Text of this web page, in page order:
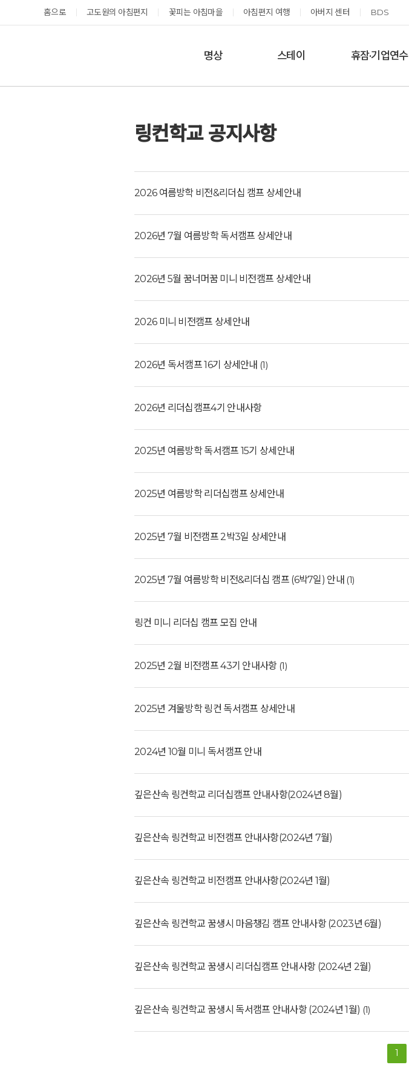
홈으로 고도원의 아침편지 꽃피는 아침마을 아침편지 여행 아버지 센터 BDS
명상
온샘명상
스테이 휴잠·기업연수
지금 예약가능한 프로그램
성공과 성장을 부르는 내면혁명 워크숍
08.30(일)
08.30(일)
2026.09.19(토)
예약가능
2026.09.24(목) ~
예약가능
링컨학교 공지사항
2026 여름방학 비전&리더십 캠프 상세안내
2026년 7월 여름방학 독서캠프 상세안내
2026년 5월 꿈너머꿈 미니 비전캠프 상세안내
2026 미니 비전캠프 상세안내
2026년 독서캠프 16기 상세안내 (1)
2026년 리더십캠프4기 안내사항
2025년 여름방학 독서캠프 15기 상세안내
2025년 여름방학 리더십캠프 상세안내
2025년 7월 비전캠프 2박3일 상세안내
2025년 7월 여름방학 비전&리더십 캠프 (6박7일) 안내 (1)
링컨 미니 리더십 캠프 모집 안내
2025년 2월 비전캠프 43기 안내사항 (1)
2025년 겨울방학 링컨 독서캠프 상세안내
2024년 10월 미니 독서캠프 안내
깊은산속 링컨학교 리더십캠프 안내사항(2024년 8월)
깊은산속 링컨학교 비전캠프 안내사항(2024년 7월)
깊은산속 링컨학교 비전캠프 안내사항(2024년 1월)
깊은산속 링컨학교 꿈생시 마음챙김 캠프 안내사항 (2023년 6월)
깊은산속 링컨학교 꿈생시 리더십캠프 안내사항 (2024년 2월)
깊은산속 링컨학교 꿈생시 독서캠프 안내사항 (2024년 1월) (1)
1